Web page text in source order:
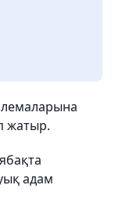
жатыр.
адам